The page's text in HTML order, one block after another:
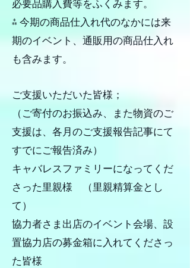
必要品購入費等をふくみます。
⁂ 今期の商品仕入れ代のなかには来
期のイベント、通販用の商品仕入れ
も含みます。
ご支援いただいた皆様；
（ご寄付のお振込み、また物資のご
支援は、各月のご支援報告記事にて
すでにご報告済み）
キャバレスファミリーになってくだ
さった里親様 （里親精算金とし
て）
協力者さま出店のイベント会場、設
置協力店の募金箱に入れてくださっ
た皆様